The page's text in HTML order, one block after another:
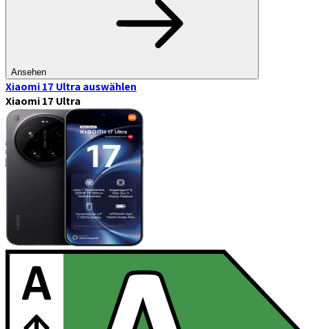
Ansehen
Xiaomi 17 Ultra auswählen
Xiaomi 17 Ultra